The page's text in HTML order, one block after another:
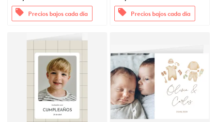
offers Precios bajos cada día offers Precios bajos cada día